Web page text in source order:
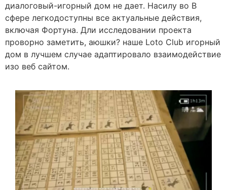
диалоговый-игорный дом не дает. Насилу во В
сфере легкодоступны все актуальные действия,
включая Фортуна. Дли исследовании проекта
проворно заметить, аюшки? наше Loto Club игорный
дом в лучшем случае адаптировало взаимодействие
изо веб сайтом.